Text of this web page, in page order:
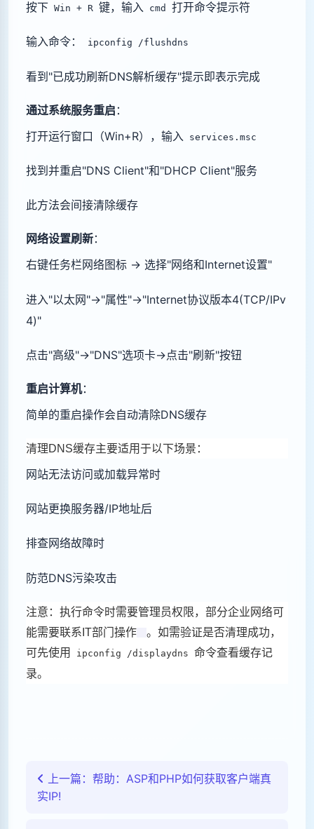
按下 Win + R 键，输入 cmd 打开命令提示符
输入命令： ipconfig /flushdns
看到"已成功刷新DNS解析缓存"提示即表示完成
通过系统服务重启 ‌：
打开运行窗口（Win+R），输入
services.msc
找到并重启"DNS Client"和"DHCP Client"服务
此方法会间接清除缓存
网络设置刷新‌：
右键任务栏网络图标 → 选择"网络和Internet设置"
进入"以太网"→"属性"→"Internet协议版本4(TCP/IPv
4)"
点击"高级"→"DNS"选项卡→点击"刷新"按钮
重启计算机‌：
简单的重启操作会自动清除DNS缓存
清理DNS缓存主要适用于以下场景：
网站无法访问或加载异常时
网站更换服务器/IP地址后
排查网络故障时
防范DNS污染攻击
注意：执行命令时需要管理员权限，部分企业网络可
能需要联系IT部门操作
。如需验证是否清理成功，
可先使用
ipconfig /displaydns 命令查看缓存记
录。
上一篇：帮助：ASP和PHP如何获取客户端真
实IP!